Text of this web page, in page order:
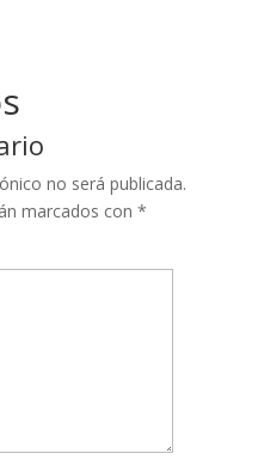
no será publicada.
marcados con *